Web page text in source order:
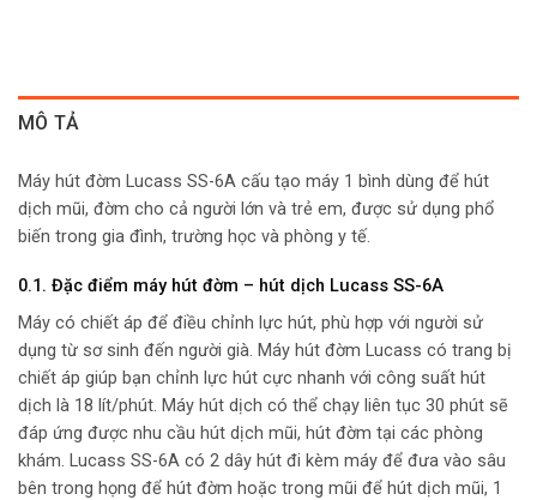
MÔ TẢ
Máy hút đờm Lucass SS-6A cấu tạo máy 1 bình dùng để hút
dịch mũi, đờm cho cả người lớn và trẻ em, được sử dụng phổ
biến trong gia đình, trường học và phòng y tế.
0.1. Đặc điểm máy hút đờm – hút dịch Lucass SS-6A
Máy có chiết áp để điều chỉnh lực hút, phù hợp với người sử
dụng từ sơ sinh đến người già. Máy hút đờm Lucass có trang bị
chiết áp giúp bạn chỉnh lực hút cực nhanh với công suất hút
dịch là 18 lít/phút. Máy hút dịch có thể chạy liên tục 30 phút sẽ
đáp ứng được nhu cầu hút dịch mũi, hút đờm tại các phòng
khám. Lucass SS-6A có 2 dây hút đi kèm máy để đưa vào sâu
bên trong họng để hút đờm hoặc trong mũi để hút dịch mũi, 1